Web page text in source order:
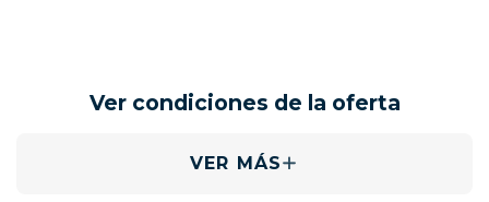
Ver condiciones de la oferta
VER MÁS